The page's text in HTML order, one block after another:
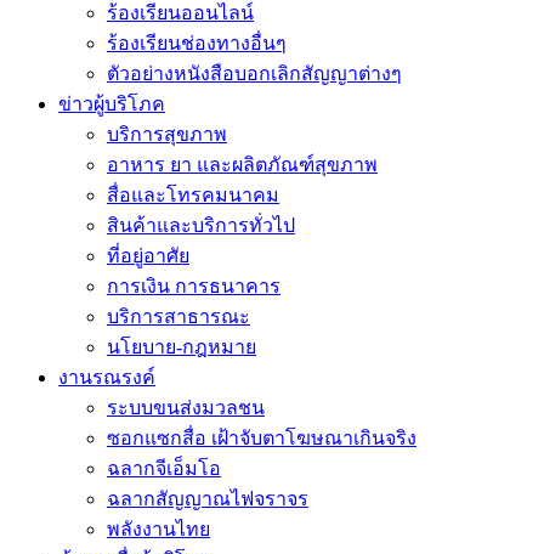
ร้องเรียนออนไลน์
ร้องเรียนช่องทางอื่นๆ
ตัวอย่างหนังสือบอกเลิกสัญญาต่างๆ
ข่าวผู้บริโภค
บริการสุขภาพ
อาหาร ยา และผลิตภัณฑ์สุขภาพ
สื่อและโทรคมนาคม
สินค้าและบริการทั่วไป
ที่อยู่อาศัย
การเงิน การธนาคาร
บริการสาธารณะ
นโยบาย-กฎหมาย
งานรณรงค์
ระบบขนส่งมวลชน
ซอกแซกสื่อ เฝ้าจับตาโฆษณาเกินจริง
ฉลากจีเอ็มโอ
ฉลากสัญญาณไฟจราจร
พลังงานไทย